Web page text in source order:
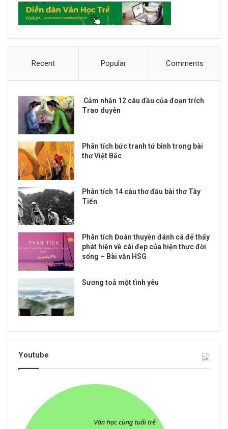
Recent Popular Comments
Cảm nhận 12 câu đầu của đoạn trích
Trao duyên
Phân tích bức tranh tứ bình trong bài
thơ Việt Bắc
Phân tích 14 câu thơ đầu bài thơ Tây
Tiến
Phân tích Đoàn thuyền đánh cá để thấy
phát hiện về cái đẹp của hiện thực đời
sống – Bài văn HSG
Sương toả một tình yêu
Youtube